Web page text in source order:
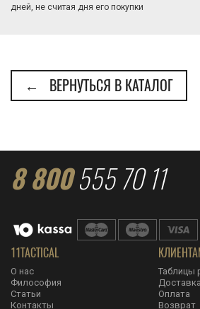
дней, не считая дня его покупки
← ВЕРНУТЬСЯ В КАТАЛОГ
8 800555 70 11
11TACTICAL
О нас
Философия
Статьи
Контакты
Таблицы
Доставка
Оплата
Возврат